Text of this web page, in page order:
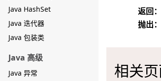
Java HashSet
Java 迭代器
Java 包装类
Java 高级
Java 异常
返回：
抛出：
相关